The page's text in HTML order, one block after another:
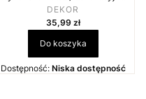
PRODUCENT
DEKOR
Cena
35,99 zł
Do koszyka
Dostępność: Niska dostępność